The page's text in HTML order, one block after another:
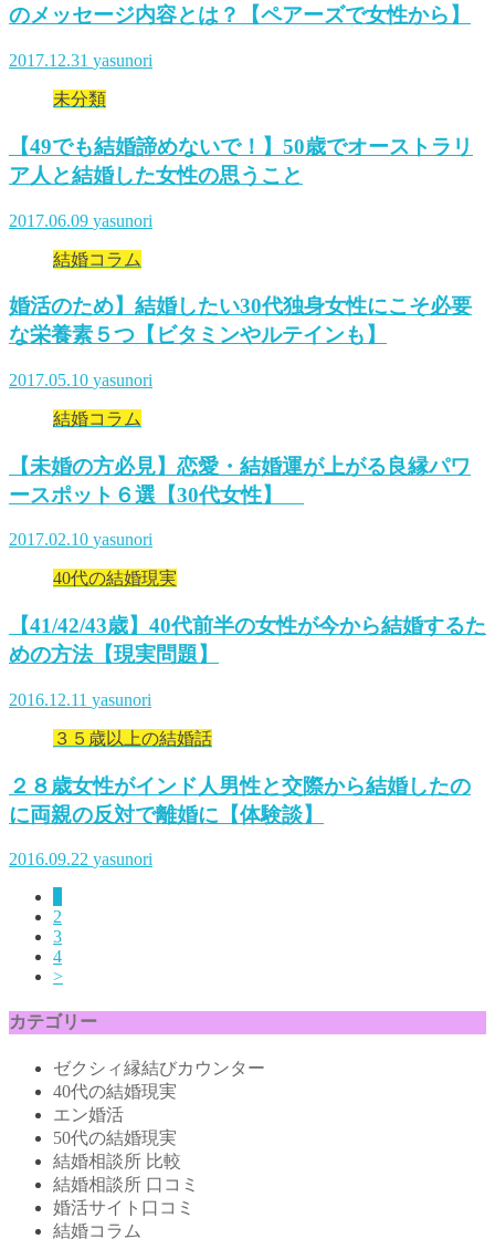
のメッセージ内容とは？【ペアーズで女性から】
2017.12.31 yasunori
未分類
【49でも結婚諦めないで！】50歳でオーストラリ
ア人と結婚した女性の思うこと
2017.06.09 yasunori
結婚コラム
婚活のため】結婚したい30代独身女性にこそ必要
な栄養素５つ【ビタミンやルテインも】
2017.05.10 yasunori
結婚コラム
【未婚の方必見】恋愛・結婚運が上がる良縁パワ
ースポット６選【30代女性】
2017.02.10 yasunori
40代の結婚現実
【41/42/43歳】40代前半の女性が今から結婚するた
めの方法【現実問題】
2016.12.11 yasunori
３５歳以上の結婚話
２８歳女性がインド人男性と交際から結婚したの
に両親の反対で離婚に【体験談】
2016.09.22 yasunori
2
3
4
>
カテゴリー
ゼクシィ縁結びカウンター
40代の結婚現実
エン婚活
50代の結婚現実
結婚相談所 比較
結婚相談所 口コミ
婚活サイト口コミ
結婚コラム